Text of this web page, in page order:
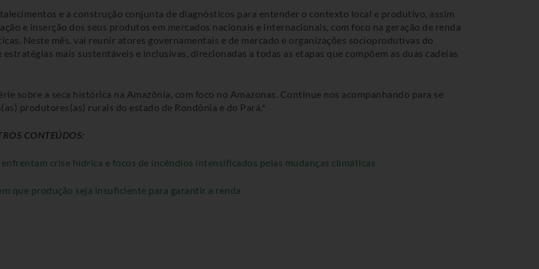
e a construção conjunta de diagnósticos para entender o contexto local e produtivo, assim
e inserção dos seus produtos em mercados nacionais e internacionais, com foco na geração de renda
Neste mês, vai reunir atores governamentais e de mercado e organizações socioprodutivas do
mais sustentáveis e inclusivas, direcionadas a todas as etapas que compõem as duas cadeias
sobre a seca histórica na Amazônia, com foco no Amazonas. Continue nos acompanhando para se
produtores(as) rurais do estado de Rondônia e do Pará.*
CONTEÚDOS:
crise hídrica e focos de incêndios intensificados pelas mudanças climáticas
que produção seja insuficiente para garantir a renda